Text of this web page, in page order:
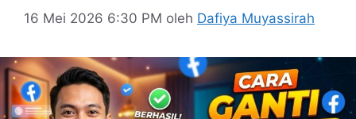
16 Mei 2026 6:30 PM oleh Dafiya Muyassirah